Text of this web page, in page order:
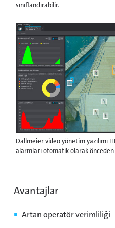
sınıflandırabilir.
Dallmeier video yönetim yazılımı
alarmları otomatik olarak
Avantajlar
Artan operatör verimliliği